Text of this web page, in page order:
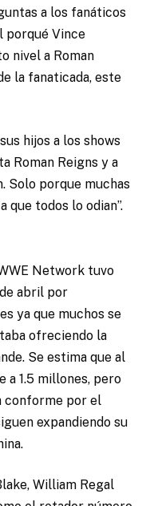
a los fanáticos
porqué Vince
nivel a Roman
la fanaticada, este
hijos a los shows
Roman Reigns y a
Solo porque muchas
que todos lo odian”.
Network tuvo
abril por
ya que muchos se
ofreciendo la
Se estima que al
a 1.5 millones, pero
conforme por el
expandiendo su
William Regal